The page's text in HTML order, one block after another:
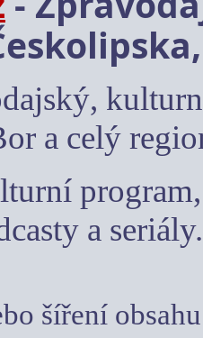
a celý
a seriály.
šíření